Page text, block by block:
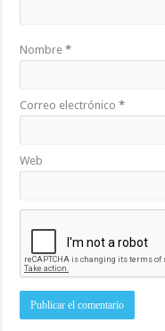
Nombre*
Correo electrónico*
Web